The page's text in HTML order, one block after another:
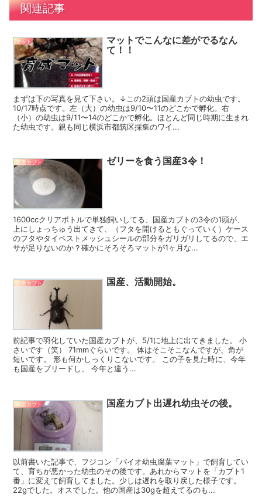
関連記事
マット
マットでこんなに差がでるなん
て！！
まずは下の写真を見て下さい。↓この2頭は国産カブトの幼虫です。
10/17時点です。左（大）の幼虫は9/10〜11のどこかで孵化。右
（小）の幼虫は9/11〜14のどこかで孵化。ほとんど同じ時期に生まれ
た幼虫です。親も同じ横浜市都筑区採集のワイ...
国産カブト ゼリーを食う国産3令！
1600ccクリアボトルで単独飼いしてる、国産カブトの3令の1頭が、
上にしょっちゅう出てきて、（フタを開けるともぐっていく）ケース
のフタやタイペストメッシュシールの部分をガリガリしてるので、エ
サが足りないのか？確かにそろそろマットが1ヶ月な...
国産カブト 国産、活動開始。
前記事で羽化していた国産カブトが、5/1に地上に出てきました。 小
さいです（笑） 71mmぐらいです。 体はそこそこなんですが、角が
短いです。 形も何かしっくりこないです。 この子を見た時に、今年
も国産をブリードし、 今年と違う...
国産カブト 国産カブト出遅れ幼虫その後。
以前書いた記事で、フジコン「バイオ幼虫腐葉マット」で飼育してい
て、育ちが悪かった幼虫のその後です。あれからマットを「カブト1
番」に変えて飼育してました。少しは遅れを取り戻した様子です。
22gでした。オスでした。他の国産は30gを超えてるのも...